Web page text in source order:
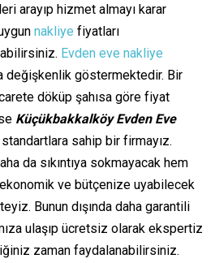
arayıp hizmet almayı karar
nakliye fiyatları
Evden eve nakliye
değişkenlik göstermektedir. Bir
döküp şahısa göre fiyat
Küçükbakkalköy Evden Eve
sahip bir firmayız.
da sıkıntıya sokmayacak hem
ve bütçenize uyabilecek
Bunun dışında daha garantili
ulaşıp ücretsiz olarak ekspertiz
zaman faydalanabilirsiniz.